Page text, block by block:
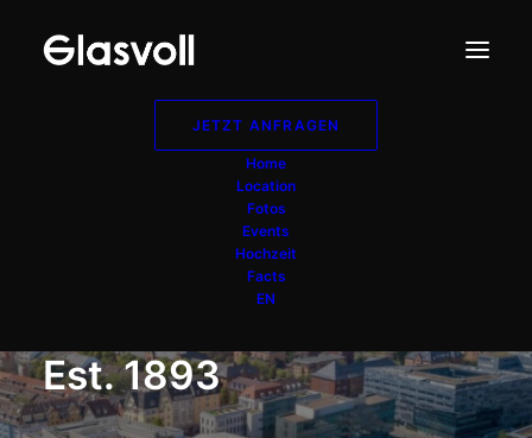
JETZT ANFRAGEN
Home
Location
Fotos
Events
Hochzeit
Facts
EN
Est. 1893